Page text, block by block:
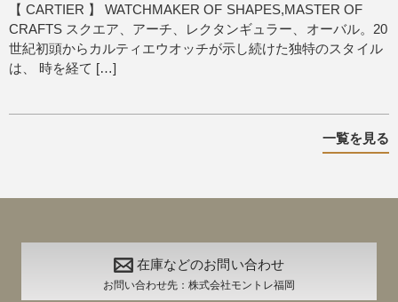
【 CARTIER 】 WATCHMAKER OF SHAPES,MASTER OF
CRAFTS スクエア、アーチ、レクタンギュラー、オーバル。20
世紀初頭からカルティエウオッチが示し続けた独特のスタイル
は、 時を経て […]
一覧を見る
在庫などのお問い合わせ
お問い合わせ先：株式会社モントレ福岡